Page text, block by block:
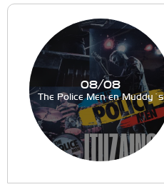
08/08
The Police Men en Muddy´s